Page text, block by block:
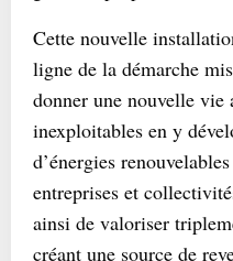
Cette nouvelle
ligne de la démarche
donner une nouvelle vie
inexploitables en y
d’énergies
entreprises et
ainsi de valoriser
créant une source de